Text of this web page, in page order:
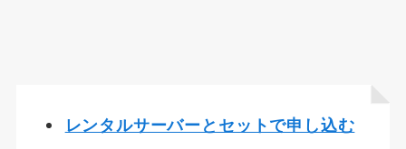
レンタルサーバーとセットで申し込む